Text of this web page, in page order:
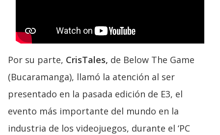
Por su parte, CrisTales, de Below The Game
(Bucaramanga), llamó la atención al ser
presentado en la pasada edición de E3, el
evento más importante del mundo en la
industria de los videojuegos, durante el ‘PC